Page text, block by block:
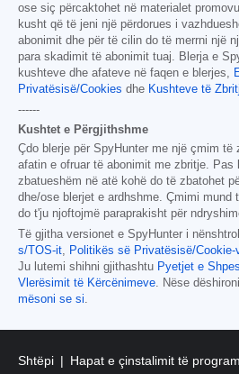
ose siç përcaktohet në materialet
kusht që të jeni një përdorues i
abonimit dhe për të cilin do të merrni një
para skadimit të abonimit tuaj. Blerja e
kushteve dhe afateve në faqen e blerjes,
Privatësisë/Cookies dhe Kushteve të
------
Kushtet e Përgjithshme
Çdo blerje për SpyHunter me një çmim të
afatin e ofruar të abonimit me zbritje. Pas
zbatueshëm në atë kohë do të zbatohet
dhe/ose blerjet e ardhshme. Çmimi mund
do t'ju njoftojmë paraprakisht për
Të gjitha versionet e SpyHunter i
s/TOS-it, Politikës së Privatësisë/Cookie-
Ju lutemi shihni gjithashtu Pyetjet e
Vlerësimit të Kërcënimeve. Nëse
mësoni se si.
Shtëpi Hapat e çinstalimit të